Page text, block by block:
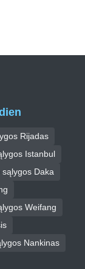
Rijadas
Istanbul
Daka
Weifang
Nankinas